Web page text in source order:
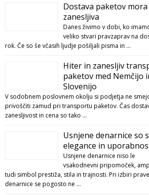
Dostava paketov
zanesljiva
Danes živimo v dobi, ko
veliko stvari pravzaprav na
rok. Če so še včasih ljudje pošiljali pisma in …
Hiter in zanesljiv
paketov med Nemčijo
Slovenijo
V sodobnem poslovnem okolju si podjetja ne
privoščiti zamud pri transportu paketov. Čas
zanesljivost in cena so tako …
Usnjene denarnice so
elegance in
Usnjene denarnice niso le
vsakodnevni pripomoček,
tudi simbol prestiža, stila in trajnosti. Pri izbiri prave
denarnice se pogosto ne …